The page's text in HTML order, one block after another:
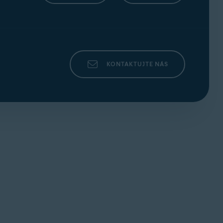
KONTAKTUJTE NÁS